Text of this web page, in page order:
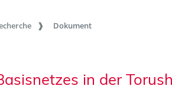
Dokument
in der